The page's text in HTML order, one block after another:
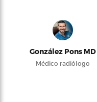
González Pons MD
Médico radiólogo